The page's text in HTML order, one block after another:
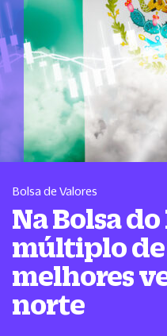
Bolsa de Valores
Na Bolsa
múltiplo de
melhores
norte